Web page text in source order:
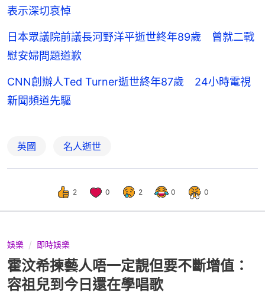
表示深切哀悼
日本眾議院前議長河野洋平逝世終年89歲 曾就二戰
慰安婦問題道歉
CNN創辦人Ted Turner逝世終年87歲 24小時電視
新聞頻道先驅
英國 名人逝世
2 0 2 0 0
娛樂 即時娛樂
霍汶希揀藝人唔一定靚但要不斷增值：
容祖兒到今日還在學唱歌